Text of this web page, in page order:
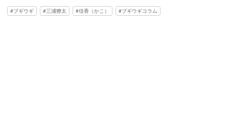
ブギウギ 三浦獠太 佳香（かこ） ブギウギコラム